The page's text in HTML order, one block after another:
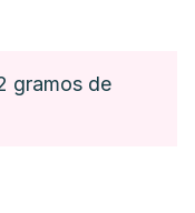
gramos de